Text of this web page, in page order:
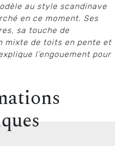
au style scandinave
en ce moment. Ses
sa touche de
mixte de toits en pente et
l’engouement pour